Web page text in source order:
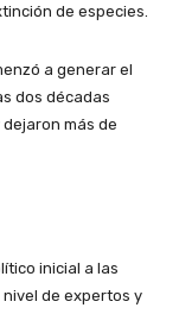
de especies.
a generar el
dos décadas
más de
inicial a las
de expertos y